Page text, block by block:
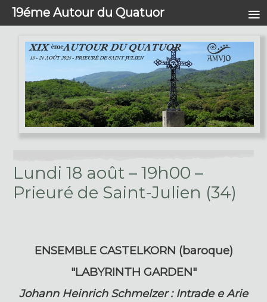
Lundi 18 août – 19h00 –
Prieuré de Saint-Julien (34)
ENSEMBLE CASTELKORN (baroque)
"LABYRINTH GARDEN"
Johann Heinrich Schmelzer : Intrade e Arie
19éme Autour du Quatuor ≡